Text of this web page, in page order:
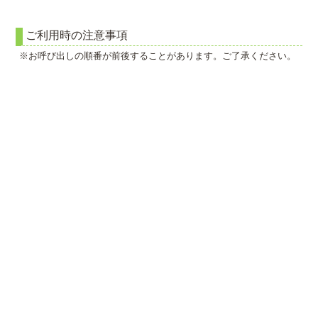
ご利用時の注意事項
※お呼び出しの順番が前後することがあります。ご了承ください。